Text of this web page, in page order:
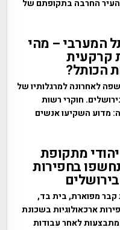
החרבה בתקופתם של
המערבי – מהי
קרקעית
הכותל?
לאחרונה למרגלותיו של
חוקרי רשות
מדוע השקיעו אנשים
מתקופת
בחפירות
קבר מפוארת, בית בד,
ארכאולוגיות בשכונת
לאחר עבודות